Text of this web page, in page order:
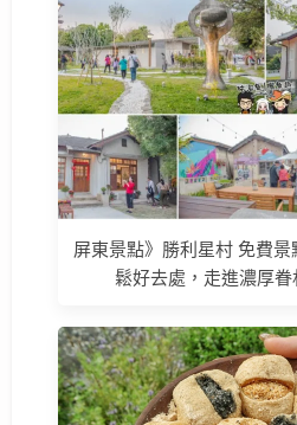
屏東景點》勝利星村 免費景
鬆好去處，走進濃厚